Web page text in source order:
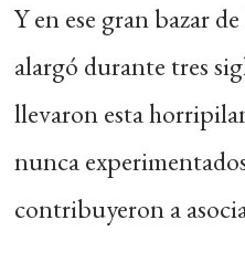
Y en ese gran bazar
alargó durante tres
llevaron esta
nunca
contribuyeron a